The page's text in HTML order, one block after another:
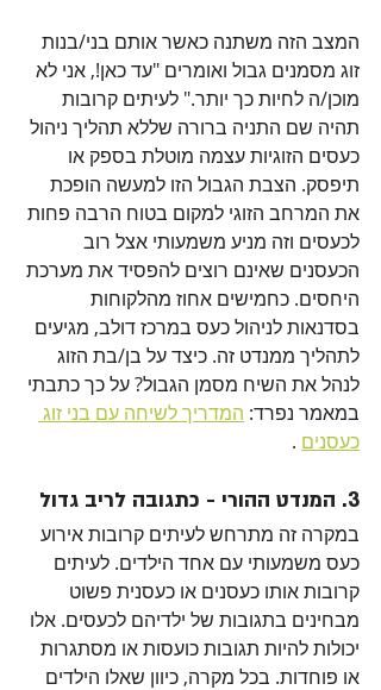
המצב הזה משתנה כאשר אותם בני/בנות
זוג מסמנים גבול ואומרים "עד כאן!, אני לא
מוכן/ה לחיות כך יותר." לעיתים קרובות
תהיה שם התניה ברורה שללא תהליך ניהול
כעסים הזוגיות עצמה מוטלת בספק או
תיפסק. הצבת הגבול הזו למעשה הופכת
את המרחב הזוגי למקום בטוח הרבה פחות
לכעסים וזה מניע משמעותי אצל רוב
הכעסנים שאינם רוצים להפסיד את מערכת
היחסים. כחמישים אחוז מהלקוחות
בסדנאות לניהול כעס במרכז דולב, מגיעים
לתהליך ממנדט זה. כיצד על בן/בת הזוג
לנהל את השיח מסמן הגבול? על כך כתבתי
במאמר נפרד: המדריך לשיחה עם בני זוג
כעסנים .
3. המנדט ההורי - כתגובה לריב גדול
במקרה זה מתרחש לעיתים קרובות אירוע
כעס משמעותי עם אחד הילדים. לעיתים
קרובות אותו כעסנים או כעסנית פשוט
מבחינים בתגובות של ילדיהם לכעסים. אלו
יכולות להיות תגובות כועסות או מסתגרות
או פוחדות. בכל מקרה, כיוון שאלו הילדים